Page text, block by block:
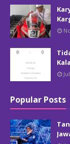
Popular Posts